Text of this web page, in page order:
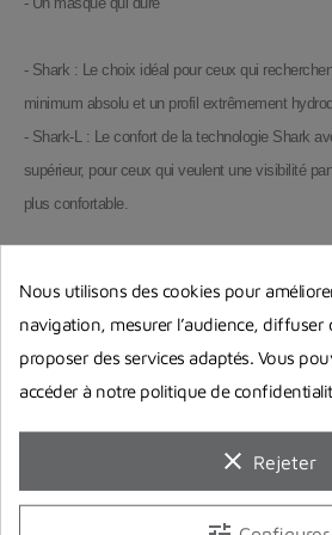
- Shark : Le choix idéal pour ceux qui
minimum absolu et un profil extrêmement
- Shark-L : Le confort de la technologie Shark
supérieur, pour ceux qui veulent une visibilité
plus confortable.
Guides d'achat
Nous utilisons des cookies pour
navigation, mesurer l’audience, diffuser
proposer des services adaptés. Vous
accéder à notre politique de
clear Rejeter